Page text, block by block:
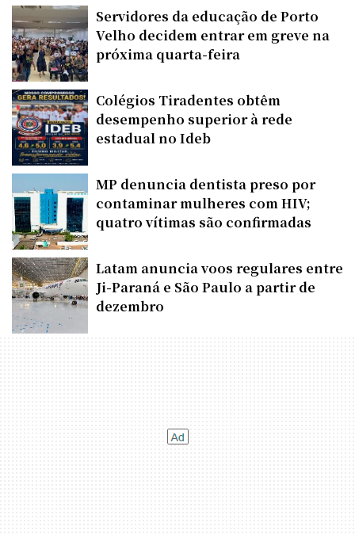
Servidores da educação de Porto
Velho decidem entrar em greve na
próxima quarta-feira
Colégios Tiradentes obtêm
desempenho superior à rede
estadual no Ideb
MP denuncia dentista preso por
contaminar mulheres com HIV;
quatro vítimas são confirmadas
Latam anuncia voos regulares entre
Ji-Paraná e São Paulo a partir de
dezembro